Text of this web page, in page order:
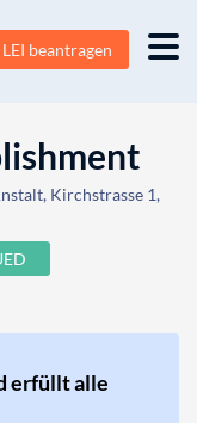
LEI beantragen
Kirchstrasse 1,
erfüllt alle